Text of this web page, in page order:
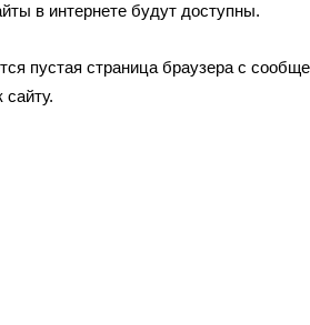
в интернете будут доступны.
пустая страница браузера с
сайту.